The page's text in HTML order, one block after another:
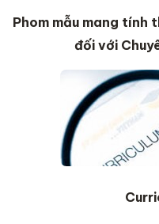
Phom mẫu mang tính
đối với